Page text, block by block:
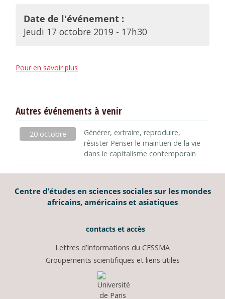
Date de l'événement :
Jeudi 17 octobre 2019 - 17h30
Pour en savoir plus
Autres événements à venir
20 octobre
Générer, extraire, reproduire,
résister Penser le maintien de la vie
dans le capitalisme contemporain
Centre d’études en sciences sociales sur les mondes
africains, américains et asiatiques
contacts et accès
Lettres d’Informations du CESSMA
Groupements scientifiques et liens utiles